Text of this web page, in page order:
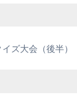
ズ大会（後半）